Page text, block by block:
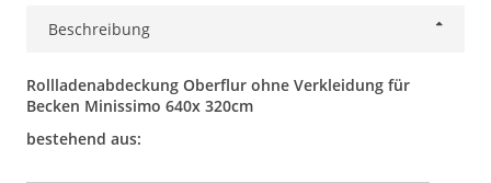
Beschreibung
Rollladenabdeckung Oberflur ohne Verkleidung für
Becken Minissimo 640x 320cm
bestehend aus: